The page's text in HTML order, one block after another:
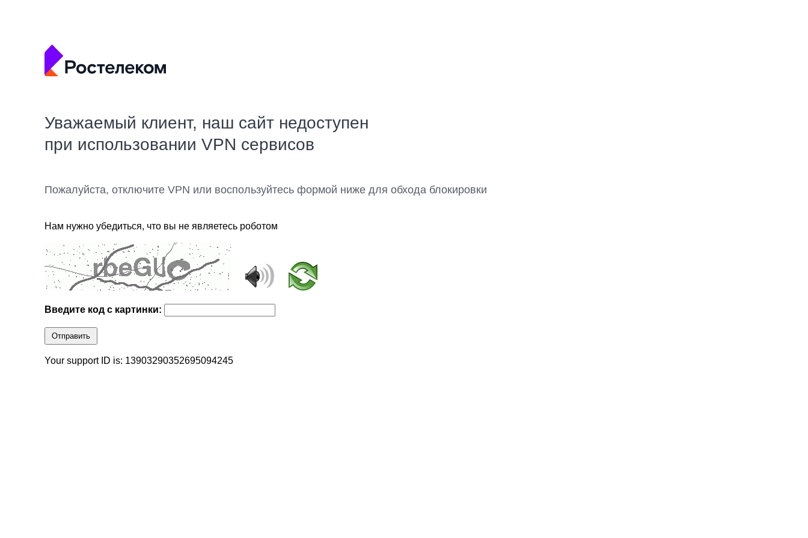
Уважаемый клиент, наш сайт недоступен
при использовании VPN сервисов
Пожалуйста, отключите VPN или воспользуйтесь формой ниже для обхода блокировки
Нам нужно убедиться, что вы не являетесь роботом
Введите код с картинки:
Отправить
Your support ID is: 13903290352695094245